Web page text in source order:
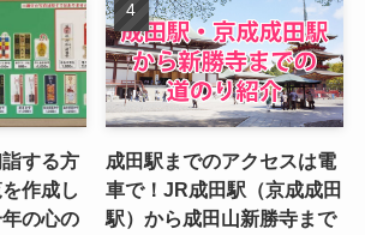
する方
作成し
の心の
成田駅までのアクセスは電
車で！JR成田駅（京成成田
駅）から成田山新勝寺まで